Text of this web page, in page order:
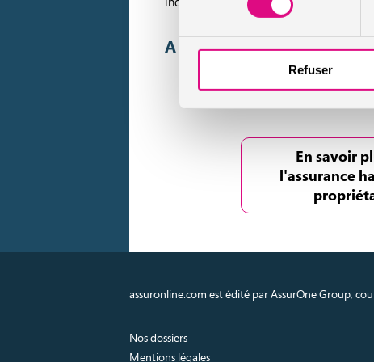
Refuser
A lire aussi :
Assurance
En savoir
l'assurance
assuronline.com est édité par AssurOne Group,
Nos dossiers
Mentions légales